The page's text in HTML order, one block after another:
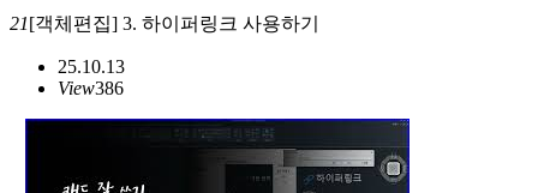
21[객체편집] 3. 하이퍼링크 사용하기
25.10.13
View386